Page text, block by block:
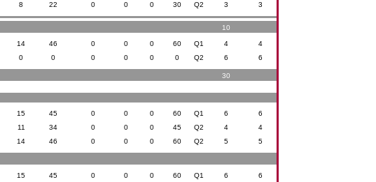
8 22 0 0 0 30 Q2 3 3
10
14 46 0 0 0 60 Q1 4 4
0 0 0 0 0 0 Q2 6 6
30
15 45 0 0 0 60 Q1 6 6
11 34 0 0 0 45 Q2 4 4
14 46 0 0 0 60 Q2 5 5
15 45 0 0 0 60 Q1 6 6